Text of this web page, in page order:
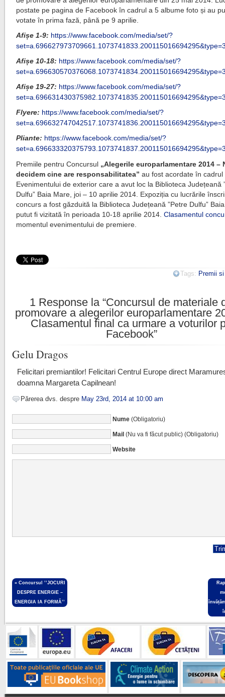
postate pe pagina de Facebook în cadrul a 5 albume foto și au
votate în prima fază, până pe 9 aprilie.
Afișe 1-9: https://www.facebook.com/media/set/?
Afișe 10-18: https://www.facebook.com/media/set/?
Afișe 19-27: https://www.facebook.com/media/set/?
Flyere: https://www.facebook.com/media/set/?
Pliante: https://www.facebook.com/media/set/?
Premiile pentru Concursul „Alegerile europarlamentare 2014 –
decidem cine are responsabilitatea”au fost acordate în cadrul
Evenimentului de exterior care a avut loc la Biblioteca Județeană
Dulfu” Baia Mare, joi – 10 aprilie 2014. Expoziția cu lucrările
concurs a fost găzduită la Biblioteca Județeană ”Petre Dulfu”
putut fi vizitată în perioada 10-18 aprilie 2014.Clasamentul
momentul evenimentului de premiere.
Tags: Premii
1 Response la “Concursul de materiale
promovare a alegerilor europarlamentare
Clasamentul final ca urmare a voturilor
Facebook”
Gelu Dragos
Felicitari premiantilor! Felicitari Centrul Europe direct
doamna Margareta Capilnean!
Părerea dvs. despre May 23rd, 2014 at 10:00 am
Nume(Obligatoriu)
Mail(Nu va fi făcut public) (Obligatoriu)
Website
« Concursul ’’JOCURI
DESPRE ENERGIE –
ENERGIA IA FORMĂ’’